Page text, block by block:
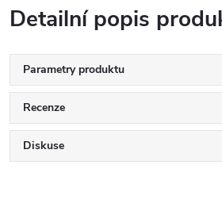
Detailní popis
Parametry produktu
Recenze
Diskuse